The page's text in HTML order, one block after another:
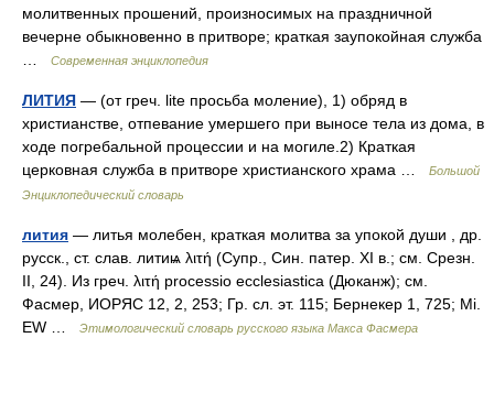
молитвенных прошений, произносимых на праздничной
вечерне обыкновенно в притворе; краткая заупокойная служба
Современная энциклопедия
ЛИТИЯ — (от греч. lite просьба моление), 1) обряд в
христианстве, отпевание умершего при выносе тела из дома, в
ходе погребальной процессии и на могиле.2) Краткая
церковная служба в притворе христианского храма …
Большой
Энциклопедический словарь
лития — литья молебен, краткая молитва за упокой души , др.
русск., ст. слав. литиѩ λιτή (Супр., Син. патер. ХI в.; см. Срезн.
II, 24). Из греч. λιτή рrосеssiо ессlеsiаstiса (Дюканж); см.
Фасмер, ИОРЯС 12, 2, 253; Гр. сл. эт. 115; Бернекер 1, 725; Мi.
ЕW …
Этимологический словарь русского языка Макса Фасмера